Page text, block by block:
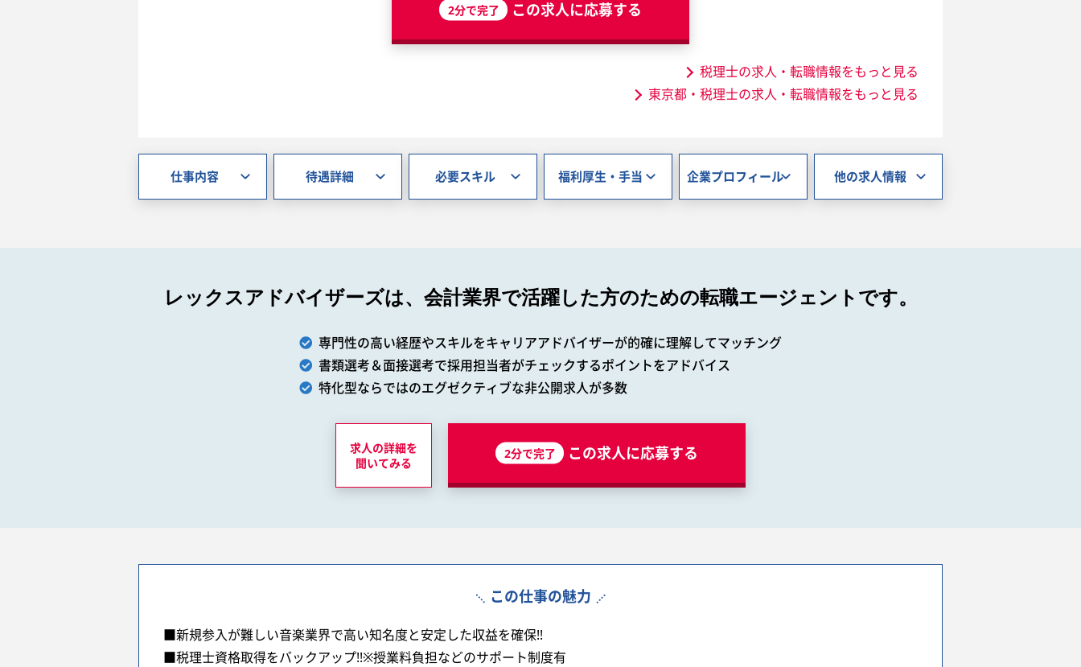
2分で完了 この求人に応募する
税理士の求人・転職情報をもっと見る
東京都・税理士の求人・転職情報をもっと見る
仕事内容 待遇詳細 必要スキル 福利厚生・手当 企業プロフィール 他の求人情報
レックスアドバイザーズは、会計業界で活躍した方のための転職エージェントです。
専門性の高い経歴やスキルをキャリアアドバイザーが的確に理解してマッチング
書類選考＆面接選考で採用担当者がチェックするポイントをアドバイス
特化型ならではのエグゼクティブな非公開求人が多数
求人の詳細を
聞いてみる
2分で完了 この求人に応募する
この仕事の魅力
■新規参入が難しい音楽業界で高い知名度と安定した収益を確保!!
■税理士資格取得をバックアップ!!※授業料負担などのサポート制度有